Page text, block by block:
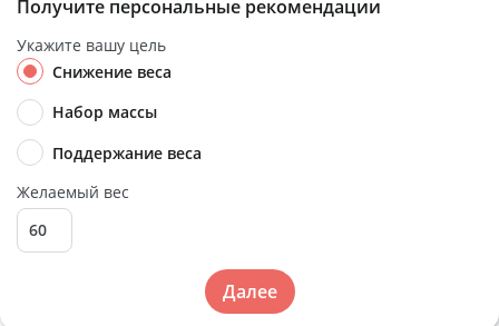
Получите персональные рекомендации
Укажите вашу цель
Снижение веса
Набор массы
Поддержание веса
Желаемый вес
Далее